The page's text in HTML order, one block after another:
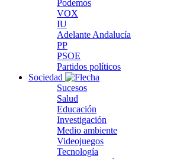
Podemos
VOX
IU
Adelante Andalucía
PP
PSOE
Partidos políticos
Sociedad
Sucesos
Salud
Educación
Investigación
Medio ambiente
Videojuegos
Tecnología